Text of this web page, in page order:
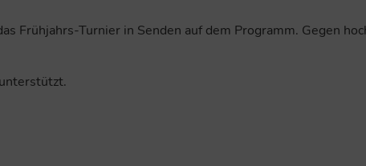
Frühjahrs-Turnier in Senden auf dem Programm. Gegen